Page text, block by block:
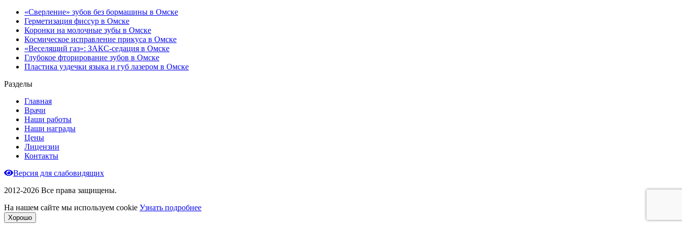
«Сверление» зубов без бормашины в Омске
Герметизация фиссур в Омске
Коронки на молочные зубы в Омске
Космическое исправление прикуса в Омске
«Веселящий газ»: ЗАКС-седация в Омске
Глубокое фторирование зубов в Омске
Пластика уздечки языка и губ лазером в Омске
Разделы
Главная
Врачи
Наши работы
Наши награды
Цены
Лицензии
Контакты
Версия для слабовидящих
2012-2026 Все права защищены.
На нашем сайте мы используем cookie Узнать подробнее
Хорошо